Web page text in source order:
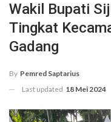
Wakil Bupati
Tingkat
Gadang
By Pemred Saptarius
Last updated 18 Mei 2024